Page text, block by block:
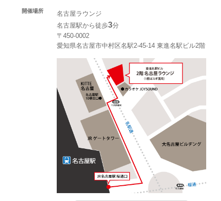
開催場所
名古屋ラウンジ
名古屋駅から徒歩3分
〒450-0002
愛知県名古屋市中村区名駅2-45-14 東進名駅ビル2階